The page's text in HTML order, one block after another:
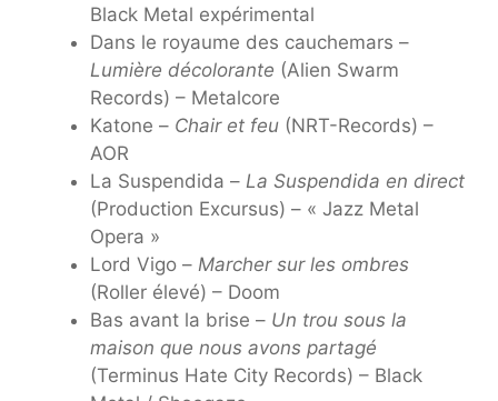
Black Metal expérimental
Dans le royaume des cauchemars –
Lumière décolorante (Alien Swarm
Records) – Metalcore
Katone – Chair et feu (NRT-Records) –
AOR
La Suspendida – La Suspendida en direct
(Production Excursus) – « Jazz Metal
Opera »
Lord Vigo – Marcher sur les ombres
(Roller élevé) – Doom
Bas avant la brise – Un trou sous la
maison que nous avons partagé
(Terminus Hate City Records) – Black